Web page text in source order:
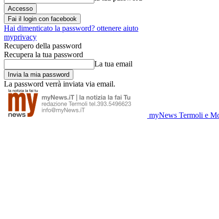
Fai il login con facebook
Hai dimenticato la password? ottenere aiuto
myprivacy
Recupero della password
Recupera la tua password
La tua email
La password verrà inviata via email.
myNews Termoli e